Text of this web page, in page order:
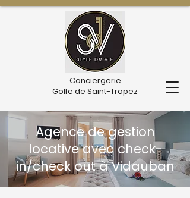
Conciergerie
Golfe de Saint-Tropez
Agence de gestion
locative avec check-
in/check out à Vidauban